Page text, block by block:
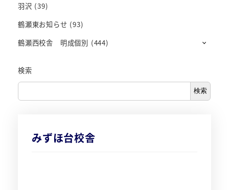
羽沢 (39)
鶴瀬東お知らせ (93)
鶴瀬西校舎 明成個別 (444)
検索
検索
みずほ台校舎